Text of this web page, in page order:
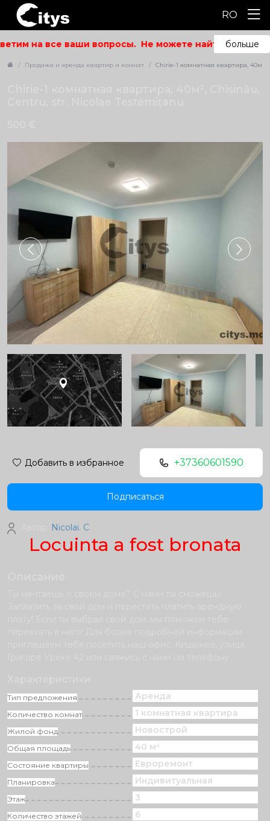
RO
на все ваши вопросы. Не можете найти то, что
больше
Продажа и аренда квартир и комнат Chirie-1 комнатная квартира,
Locuinta a fost bronata
Тип предложения Аренда
Количество комнат 1 комнатная квартира
Жилой фонд Новострой
Общая площадь 40 м²
Состояние квартиры Eвроремонт
Планировка Индивитуальная
Этаж 3
Количество этажей 6
ID: 5675
Добавить в избранное +37360601590
Подписаться
Nicolai. C